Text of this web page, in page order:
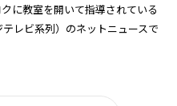
に教室を開いて指導されている
レビ系列）のネットニュースで